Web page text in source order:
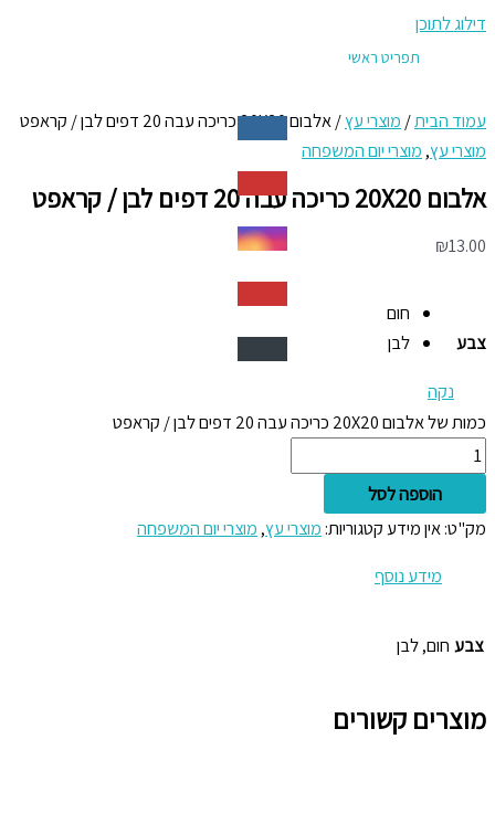
דילוג לתוכן
תפריט ראשי
עמוד הבית/ מוצרי עץ/ אלבום 20X20 כריכה עבה 20 דפים לבן / קראפט
מוצרי עץ, מוצרי יום המשפחה
אלבום 20X20 כריכה עבה 20 דפים לבן / קראפט
₪13.00
צבע
חום
לבן
נקה
כמות של אלבום 20X20 כריכה עבה 20 דפים לבן / קראפט
הוספה לסל
מק"ט:אין מידעקטגוריות: מוצרי עץ, מוצרי יום המשפחה
מידע נוסף
צבע חום, לבן
מוצרים קשורים